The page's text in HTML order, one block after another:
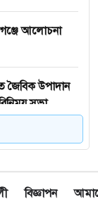
আলোচনা
জৈবিক উপাদান
সভা
৬ হাউসবোটে
ফের বিদেশি
বিজ্ঞাপন